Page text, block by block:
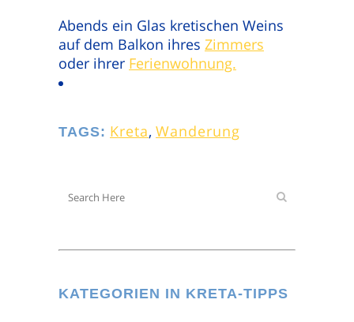
Abends ein Glas kretischen Weins
auf dem Balkon ihres Zimmers
oder ihrer Ferienwohnung.
TAGS: Kreta, Wanderung
KATEGORIEN IN KRETA-TIPPS